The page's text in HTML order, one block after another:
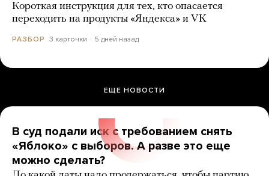
Короткая инструкция для тех, кто опасается
переходить на продукты «Яндекса» и VK
РАЗБОР 3 карточки 5 дней назад
ЕЩЕ НОВОСТИ
В суд подали иск с требованием снять
«Яблоко» с выборов. А разве это еще
можно сделать?